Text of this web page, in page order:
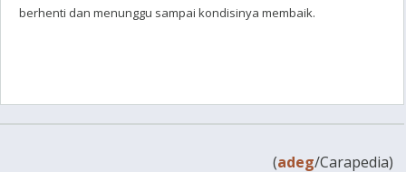
berhenti dan menunggu sampai kondisinya membaik.
(adeg/Carapedia)